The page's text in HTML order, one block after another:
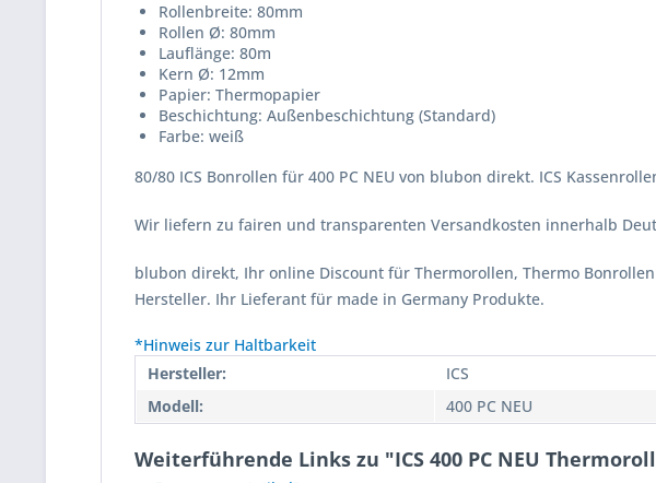
Rollenbreite: 80mm
Rollen Ø: 80mm
Lauflänge: 80m
Kern Ø: 12mm
Papier: Thermopapier
Beschichtung: Außenbeschichtung (Standard)
Farbe: weiß
80/80 ICS Bonrollen für 400 PC NEU von blubon direkt. ICS
Wir liefern zu fairen und transparenten Versandkosten innerhalb
blubon direkt, Ihr online Discount für Thermorollen, Thermo
Hersteller. Ihr Lieferant für made in Germany Produkte.
*Hinweis zur Haltbarkeit
Hersteller:
ICS
Modell:
400 PC NEU
Weiterführende Links zu "ICS 400 PC NEU